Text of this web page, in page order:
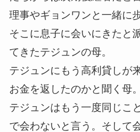
理事やギョンワンと一緒に
そこに息子に会いにきたと
てきたテジュンの母。
テジュンにもう高利貸しが
お金を返したのかと聞く母。
テジュンはもう一度同じこ
で会わないと言う。そして